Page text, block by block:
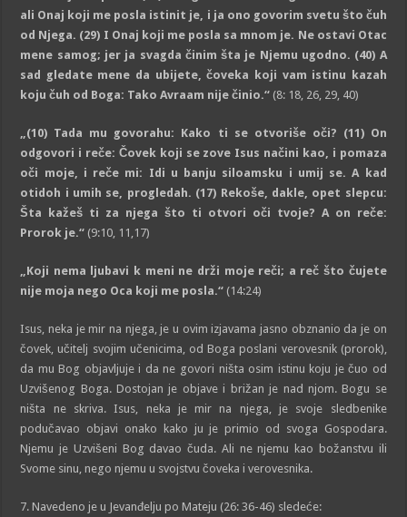
ali Onaj koji me posla istinit je, i ja ono govorim svetu što čuh
od Njega. (29) I Onaj koji me posla sa mnom je. Ne ostavi Otac
mene samog; jer ja svagda činim šta je Njemu ugodno. (40) A
sad gledate mene da ubijete, čoveka koji vam istinu kazah
koju čuh od Boga: Tako Avraam nije činio.“ (8: 18, 26, 29, 40)
„(10) Tada mu govorahu: Kako ti se otvoriše oči? (11) On
odgovori i reče: Čovek koji se zove Isus načini kao, i pomaza
oči moje, i reče mi: Idi u banju siloamsku i umij se. A kad
otidoh i umih se, progledah. (17) Rekoše, dakle, opet slepcu:
Šta kažeš ti za njega što ti otvori oči tvoje? A on reče:
Prorok je.“ (9:10, 11,17)
„Koji nema ljubavi k meni ne drži moje reči; a reč što čujete
nije moja nego Oca koji me posla.“ (14:24)
Isus, neka je mir na njega, je u ovim izjavama jasno obznanio da je on
čovek, učitelj svojim učenicima, od Boga poslani verovesnik (prorok),
da mu Bog objavljuje i da ne govori ništa osim istinu koju je čuo od
Uzvišenog Boga. Dostojan je objave i brižan je nad njom. Bogu se
ništa ne skriva. Isus, neka je mir na njega, je svoje sledbenike
podučavao objavi onako kako ju je primio od svoga Gospodara.
Njemu je Uzvišeni Bog davao čuda. Ali ne njemu kao božanstvu ili
Svome sinu, nego njemu u svojstvu čoveka i verovesnika.
7. Navedeno je u Jevanđelju po Mateju (26: 36-46) sledeće: